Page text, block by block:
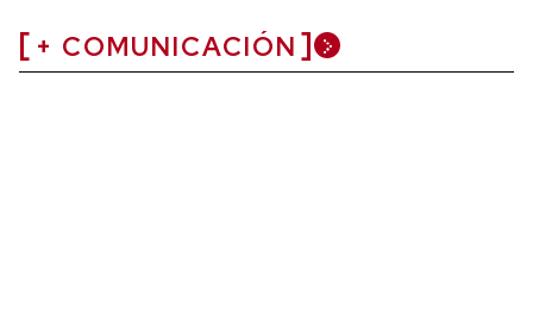
+ COMUNICACIÓN